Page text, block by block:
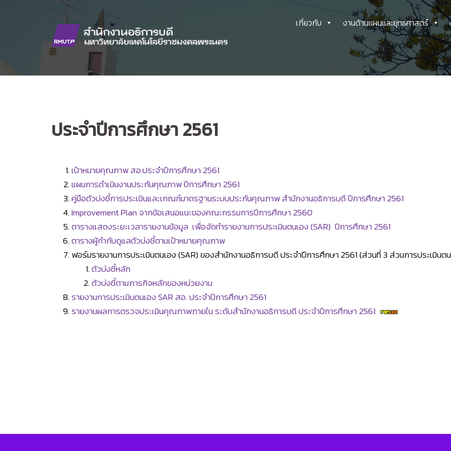
เกี่ยวกับ งานด้านแผนและยุทธศาสตร์
ประจำปีการศึกษา 2561
เป้าหมายคุณภาพ สอ.ประจำปีการศึกษา 2561
แผนการดำเนินงานประกันคุณภาพ ปีการศึกษา 2561
คู่มือตัวบ่งชี้การประเมินและเกณฑ์มาตรฐานระบบประกันคุณภาพ สำนักงานอธิการบดี ปีการศึกษา 2561
Improvement Plan จากข้อเสนอแนะของคณะกรรมการปีการศึกษา 2560
ตารางแสดงระยะเวลารายงานข้อมูล เพื่อจัดทำรายงานการประเมินตนเอง (SAR) ปีการศึกษา 2561
ตารางผู้กำกับดูแลตัวบ่งชี้ตามเป้าหมายคุณภาพ
ฟอร์มรายงานการประเมินตนเอง (SAR) ของสำนักงานอธิการบดี ประจำปีการศึกษา 2561 (ส่วนที่ 3 ส่วนการประเมินต
ตัวบ่งชี้หลัก
ตัวบ่งชี้ตามภารกิจหลักของหน่วยงาน
รายงานการประเมินตนเอง SAR สอ. ประจำปีการศึกษา 2561
รายงานผลการตรวจประเมินคุณภาพภายใน ระดับสำนักงานอธิการบดี ประจำปีการศึกษา 2561